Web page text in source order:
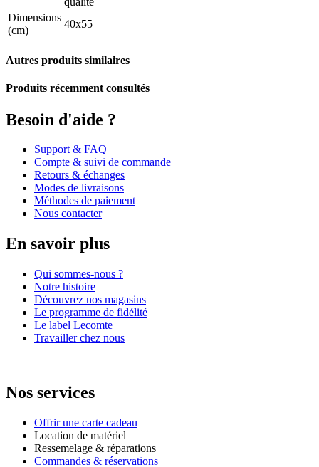
Dimensions
(cm)
40x55
Autres produits similaires
Produits récemment consultés
Besoin d'aide ?
Support & FAQ
Compte & suivi de commande
Retours & échanges
Modes de livraisons
Méthodes de paiement
Nous contacter
En savoir plus
Qui sommes-nous ?
Notre histoire
Découvrez nos magasins
Le programme de fidélité
Le label Lecomte
Travailler chez nous
Nos services
Offrir une carte cadeau
Location de matériel
Ressemelage & réparations
Commandes & réservations